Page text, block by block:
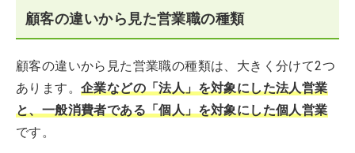
顧客の違いから見た営業職の種類
顧客の違いから見た営業職の種類は、大きく分けて2つ
あります。 企業などの「法人」を対象にした法人営業
と、一般消費者である「個人」を対象にした個人営業
です。